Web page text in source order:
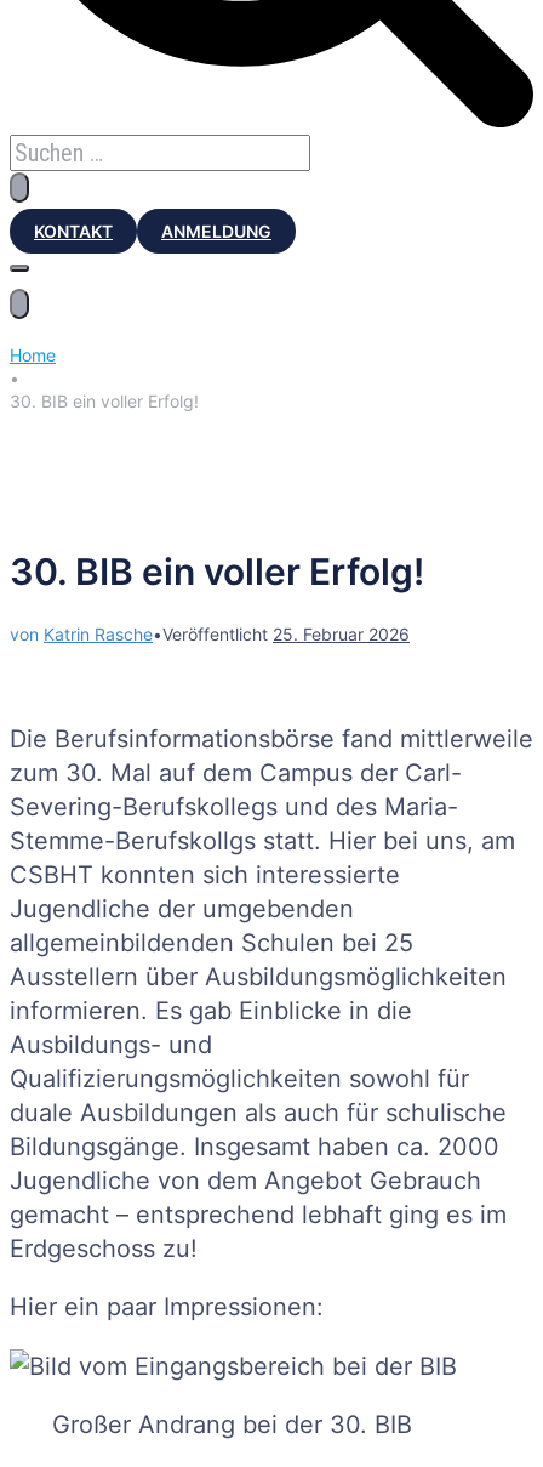
KONTAKT ANMELDUNG
Home
•
30. BIB ein voller Erfolg!
30. BIB ein voller Erfolg!
von Katrin Rasche•Veröffentlicht 25. Februar 2026
Die Berufsinformationsbörse fand mittlerweile
zum 30. Mal auf dem Campus der Carl-
Severing-Berufskollegs und des Maria-
Stemme-Berufskollgs statt. Hier bei uns, am
CSBHT konnten sich interessierte
Jugendliche der umgebenden
allgemeinbildenden Schulen bei 25
Ausstellern über Ausbildungsmöglichkeiten
informieren. Es gab Einblicke in die
Ausbildungs- und
Qualifizierungsmöglichkeiten sowohl für
duale Ausbildungen als auch für schulische
Bildungsgänge. Insgesamt haben ca. 2000
Jugendliche von dem Angebot Gebrauch
gemacht – entsprechend lebhaft ging es im
Erdgeschoss zu!
Hier ein paar Impressionen:
Großer Andrang bei der 30. BIB